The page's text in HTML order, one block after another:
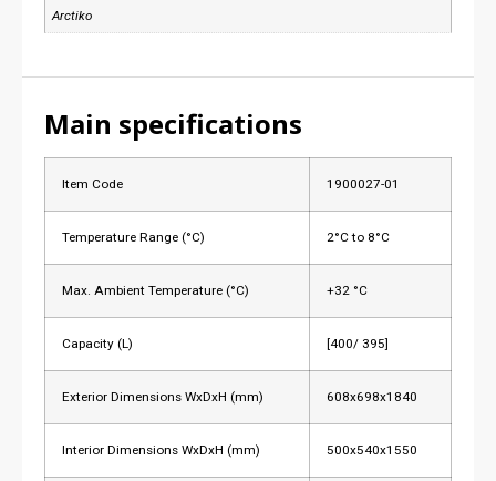
Arctiko
Main specifications
Item Code 1900027-01
Temperature Range (°C) 2°C to 8°C
Max. Ambient Temperature (°C) +32 °C
Capacity (L) [400/ 395]
Exterior Dimensions WxDxH (mm) 608x698x1840
Interior Dimensions WxDxH (mm) 500x540x1550